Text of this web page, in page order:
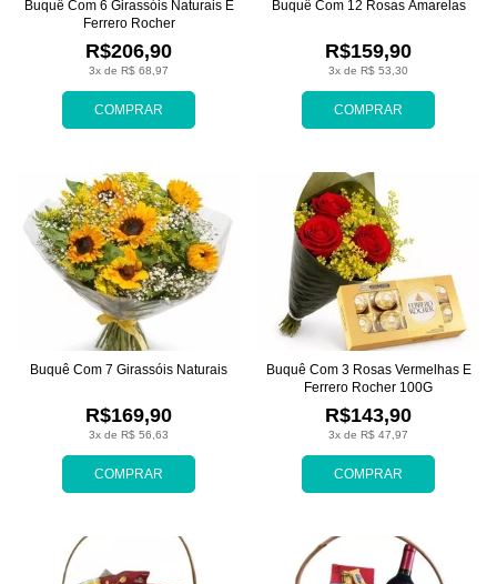
COMPRAR
3x de R$ 68,97
R$206,90
Buquê Com 6 Girassóis Naturais E
Ferrero Rocher
COMPRAR
3x de R$ 53,30
R$159,90
Buquê Com 12 Rosas Amarelas
COMPRAR
3x de R$ 56,63
R$169,90
Buquê Com 7 Girassóis Naturais
COMPRAR
3x de R$ 47,97
R$143,90
Buquê Com 3 Rosas Vermelhas E
Ferrero Rocher 100G